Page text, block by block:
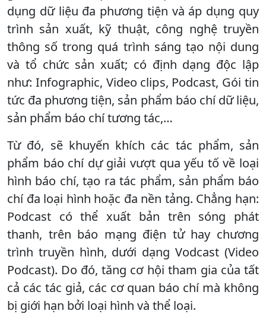
dụng dữ liệu đa phương tiện và áp dụng quy
trình sản xuất, kỹ thuật, công nghệ truyền
thông số trong quá trình sáng tạo nội dung
và tổ chức sản xuất; có định dạng độc lập
như: Infographic, Video clips, Podcast, Gói tin
tức đa phương tiện, sản phẩm báo chí dữ liệu,
sản phẩm báo chí tương tác,…
Từ đó, sẽ khuyến khích các tác phẩm, sản
phẩm báo chí dự giải vượt qua yếu tố về loại
hình báo chí, tạo ra tác phẩm, sản phẩm báo
chí đa loại hình hoặc đa nền tảng. Chẳng hạn:
Podcast có thể xuất bản trên sóng phát
thanh, trên báo mạng điện tử hay chương
trình truyền hình, dưới dạng Vodcast (Video
Podcast). Do đó, tăng cơ hội tham gia của tất
cả các tác giả, các cơ quan báo chí mà không
bị giới hạn bởi loại hình và thể loại.